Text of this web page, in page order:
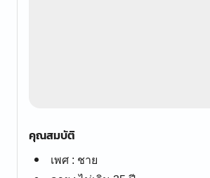
คุณสมบัติ
เพศ : ชาย